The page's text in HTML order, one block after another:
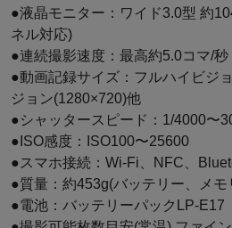
●液晶モニター：ワイド3.0型 約
ネル対応)
●連続撮影速度：最高約5.0コマ/秒
●動画記録サイズ：フルハイビジ
ジョン(1280×720)他
●シャッタースピード：1/4000〜
●ISO感度：ISO100〜25600
●スマホ接続：Wi-Fi、NFC、
●質量：約453g(バッテリー、メモ
●電池：バッテリーパックLP-E17